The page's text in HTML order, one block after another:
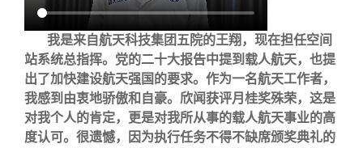
我是来自航天科技集团五院的王翔，现在担任空间
站系统总指挥。党的二十大报告中提到载人航天，也提
出了加快建设航天强国的要求。作为一名航天工作者，
我感到由衷地骄傲和自豪。欣闻获评月桂奖殊荣，这是
对我个人的肯定，更是对我所从事的载人航天事业的高
度认可。很遗憾，因为执行任务不得不缺席颁奖典礼的